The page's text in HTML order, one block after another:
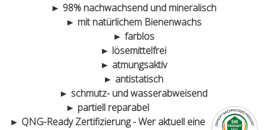
► 98% nachwachsend und mineralisch
► mit natürlichem Bienenwachs
► farblos
► lösemittelfrei
► atmungsaktiv
► antistatisch
► schmutz- und wasserabweisend
► partiell reparabel
► QNG-Ready Zertifizierung - Wer aktuell eine